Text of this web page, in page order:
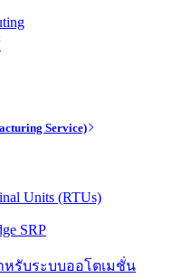
Service)
Units (RTUs)
SRP
หรับระบบออโตเมชั่น